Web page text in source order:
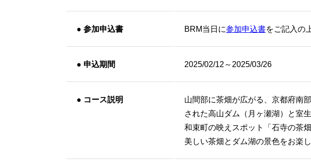
● 参加申込書 BRM当日に参加申込書をご記入の
● 申込期間 2025/02/12～2025/03/26
● コース説明
山間部に茶畑が広がる、京都府南
された高山ダム（月ヶ瀬湖）と室
和束町の映えスポット「石寺の茶
美しい茶畑とダム湖の景色をお楽し